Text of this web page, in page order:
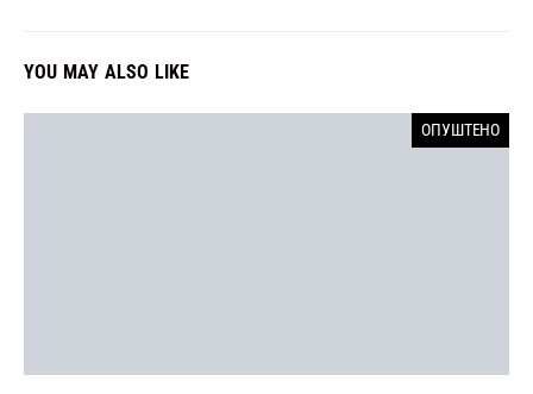
YOU MAY ALSO LIKE
ОПУШТЕНО